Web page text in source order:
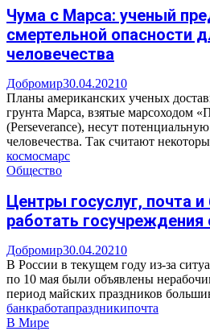
Чума с Марса: ученый
смертельной опасности
человечества
Добромир30.04.20210
Планы американских ученых
грунта Марса, взятые марсоходом
(Perseverance), несут
человечества. Так считают
космосмарс
Общество
Центры госуслуг, почта и
работать госучреждения
Добромир30.04.20210
В России в текущем году из-за
по 10 мая были объявлены
период майских праздников
банкработапраздникипочта
В Мире